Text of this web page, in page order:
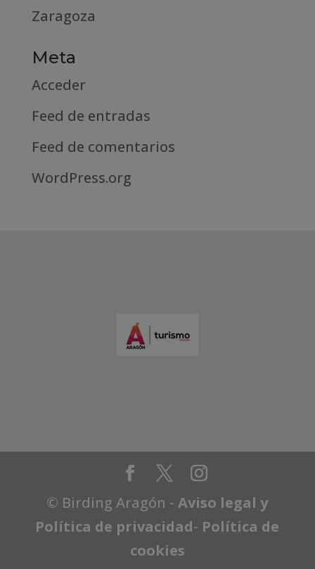
Zaragoza
Meta
Acceder
Feed de entradas
Feed de comentarios
WordPress.org
© Birding Aragón -Aviso legal y
Política de privacidad- Política de
cookies